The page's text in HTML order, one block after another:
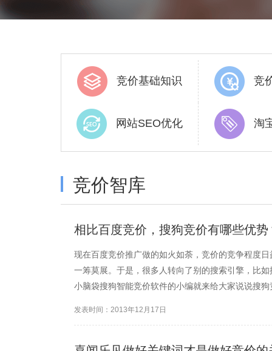
竞价基础知识 竞
网站SEO优化 淘
竞价智库
相比百度竞价，搜狗竞价有哪些优势
现在百度竞价推广做的如火如荼，竞价的竞争程度
一筹莫展。于是，很多人转向了别的搜索引擎，比
小脑袋搜狗智能竞价软件的小编就来给大家说说搜
发表时间：2013年12月17日